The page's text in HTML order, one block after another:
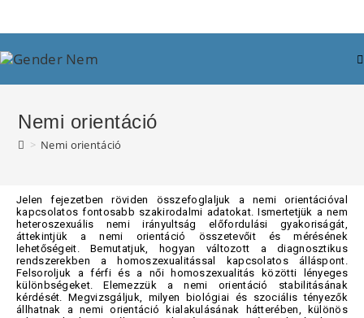
Nemi orientáció
> Nemi orientáció
Jelen fejezetben röviden összefoglaljuk a nemi orientációval
kapcsolatos fontosabb szakirodalmi adatokat. Ismertetjük a nem
heteroszexuális nemi irányultság előfordulási gyakoriságát,
áttekintjük a nemi orientáció összetevőit és mérésének
lehetőségeit. Bemutatjuk, hogyan változott a diagnosztikus
rendszerekben a homoszexualitással kapcsolatos álláspont.
Felsoroljuk a férfi és a női homoszexualitás közötti lényeges
különbségeket. Elemezzük a nemi orientáció stabilitásának
kérdését. Megvizsgáljuk, milyen biológiai és szociális tényezők
állhatnak a nemi orientáció kialakulásának hátterében, különös